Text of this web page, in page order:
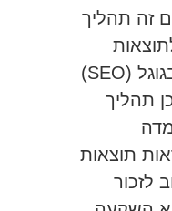
זה תהליך
מיידיות? קידום אתר בגוגל (SEO)
תהליך
תוצאות
לזכור